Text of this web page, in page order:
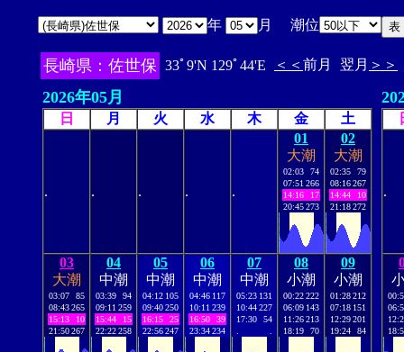
年 月 潮位
長崎県：佐世保 33ﾟ9'N 129ﾟ44'E ＜＜ 前月 翌月 ＞＞
2026年05月
日 月 火 水 木 金 土
. . . . .
01
大潮
02:03
74
07:51 266
14:16
17
20:45273
02
大潮
02:35
79
08:16267
14:44
10
21:18272
03
大潮
03:07
85
08:43265
15:13
10
21:50267
04
中潮
03:39
94
09:11 259
15:44
15
22:22258
05
中潮
04:12 105
09:40250
16:15
25
22:56247
06
中潮
04:46 117
10:11 239
16:50
39
23:34234
07
中潮
05:23 131
10:44227
17:30
54
08
小潮
00:22222
06:09 143
11:26213
18:19
70
09
小潮
01:28212
07:18 151
12:29201
19:24
84
.